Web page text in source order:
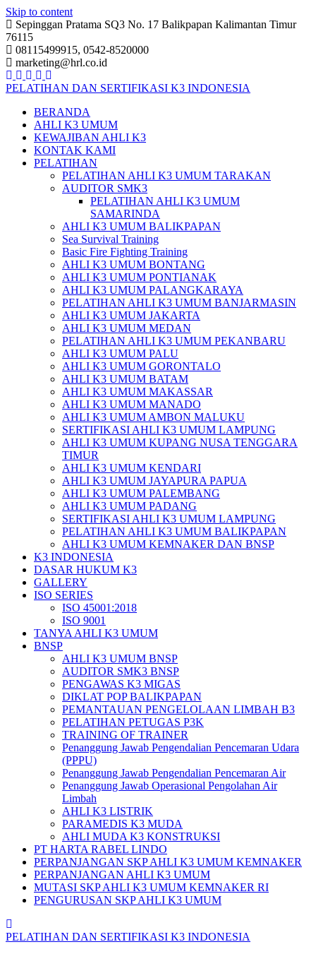
Skip to content
Sepinggan Pratama SQ3 No. 17 Balikpapan Kalimantan Timur
76115
08115499915, 0542-8520000
marketing@hrl.co.id
PELATIHAN DAN SERTIFIKASI K3 INDONESIA
BERANDA
AHLI K3 UMUM
KEWAJIBAN AHLI K3
KONTAK KAMI
PELATIHAN
PELATIHAN AHLI K3 UMUM TARAKAN
AUDITOR SMK3
PELATIHAN AHLI K3 UMUM
SAMARINDA
AHLI K3 UMUM BALIKPAPAN
Sea Survival Training
Basic Fire Fighting Training
AHLI K3 UMUM BONTANG
AHLI K3 UMUM PONTIANAK
AHLI K3 UMUM PALANGKARAYA
PELATIHAN AHLI K3 UMUM BANJARMASIN
AHLI K3 UMUM JAKARTA
AHLI K3 UMUM MEDAN
PELATIHAN AHLI K3 UMUM PEKANBARU
AHLI K3 UMUM PALU
AHLI K3 UMUM GORONTALO
AHLI K3 UMUM BATAM
AHLI K3 UMUM MAKASSAR
AHLI K3 UMUM MANADO
AHLI K3 UMUM AMBON MALUKU
SERTIFIKASI AHLI K3 UMUM LAMPUNG
AHLI K3 UMUM KUPANG NUSA TENGGARA
TIMUR
AHLI K3 UMUM KENDARI
AHLI K3 UMUM JAYAPURA PAPUA
AHLI K3 UMUM PALEMBANG
AHLI K3 UMUM PADANG
SERTIFIKASI AHLI K3 UMUM LAMPUNG
PELATIHAN AHLI K3 UMUM BALIKPAPAN
AHLI K3 UMUM KEMNAKER DAN BNSP
K3 INDONESIA
DASAR HUKUM K3
GALLERY
ISO SERIES
ISO 45001:2018
ISO 9001
TANYA AHLI K3 UMUM
BNSP
AHLI K3 UMUM BNSP
AUDITOR SMK3 BNSP
PENGAWAS K3 MIGAS
DIKLAT POP BALIKPAPAN
PEMANTAUAN PENGELOLAAN LIMBAH B3
PELATIHAN PETUGAS P3K
TRAINING OF TRAINER
Penanggung Jawab Pengendalian Pencemaran Udara
(PPPU)
Penanggung Jawab Pengendalian Pencemaran Air
Penanggung Jawab Operasional Pengolahan Air
Limbah
AHLI K3 LISTRIK
PARAMEDIS K3 MUDA
AHLI MUDA K3 KONSTRUKSI
PT HARTA RABEL LINDO
PERPANJANGAN SKP AHLI K3 UMUM KEMNAKER
PERPANJANGAN AHLI K3 UMUM
MUTASI SKP AHLI K3 UMUM KEMNAKER RI
PENGURUSAN SKP AHLI K3 UMUM
PELATIHAN DAN SERTIFIKASI K3 INDONESIA